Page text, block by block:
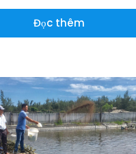
Đọc thêm